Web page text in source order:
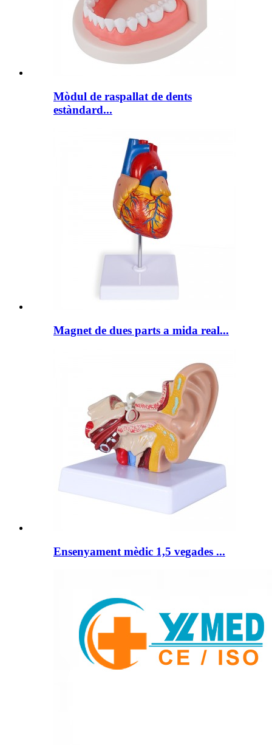
Mòdul de raspallat de dents
estàndard...
Magnet de dues parts a mida real...
Ensenyament mèdic 1,5 vegades ...